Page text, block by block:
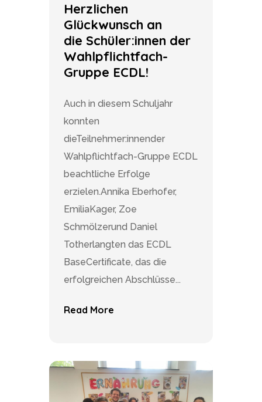
Herzlichen
Glückwunsch an
die Schüler:innen der
Wahlpflichtfach-
Gruppe ECDL!
Auch in diesem Schuljahr
konnten
dieTeilnehmer:innender
Wahlpflichtfach-Gruppe ECDL
beachtliche Erfolge
erzielen.Annika Eberhofer,
EmiliaKager, Zoe
Schmölzerund Daniel
Totherlangten das ECDL
BaseCertificate, das die
erfolgreichen Abschlüsse...
Read More